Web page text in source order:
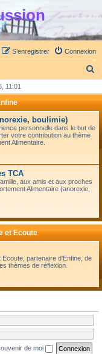
Connexion
S’enregistrer
h
11:01
boulimie)
personnelle dans le but de
votre contribution au thème
Alimentaire.
TCA
aux amis et aux proches
Alimentaire (anorexie,
et Ecoute
partenaire d'Enfine, de
thèmes de réflexion.
de moi